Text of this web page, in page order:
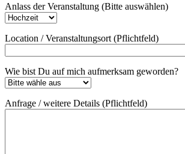
Anlass der Veranstaltung (Bitte auswählen)
Location / Veranstaltungsort (Pflichtfeld)
Wie bist Du auf mich aufmerksam geworden?
Anfrage / weitere Details (Pflichtfeld)